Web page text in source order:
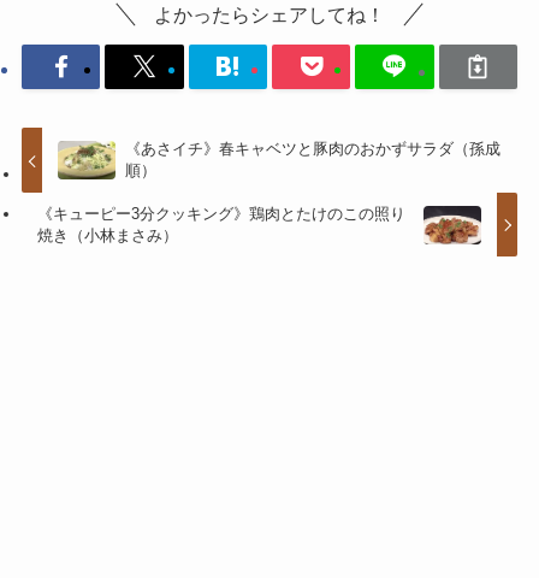
よかったらシェアしてね！
《あさイチ》春キャベツと豚肉のおかずサラダ（孫成
順）
《キューピー3分クッキング》鶏肉とたけのこの照り
焼き（小林まさみ）